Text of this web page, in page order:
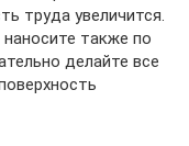
труда увеличится.
также по
делайте все